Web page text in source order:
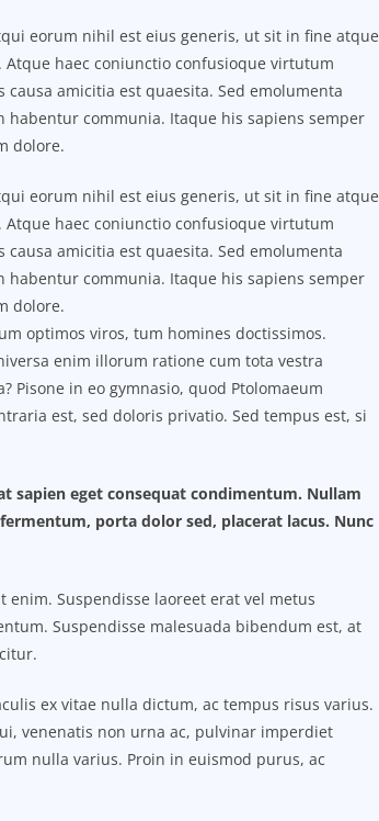
eorum nihil est eius generis, ut sit in fine atque
haec coniunctio confusioque virtutum
amicitia est quaesita. Sed emolumenta
communia. Itaque his sapiens semper
dolore.
eorum nihil est eius generis, ut sit in fine atque
haec coniunctio confusioque virtutum
amicitia est quaesita. Sed emolumenta
communia. Itaque his sapiens semper
dolore.
optimos viros, tum homines doctissimos.
enim illorum ratione cum tota vestra
in eo gymnasio, quod Ptolomaeum
est, sed doloris privatio. Sed tempus est, si
sapien eget consequat condimentum. Nullam
porta dolor sed, placerat lacus. Nunc
Suspendisse laoreet erat vel metus
Suspendisse malesuada bibendum est, at
ex vitae nulla dictum, ac tempus risus varius.
venenatis non urna ac, pulvinar imperdiet
nulla varius. Proin in euismod purus, ac